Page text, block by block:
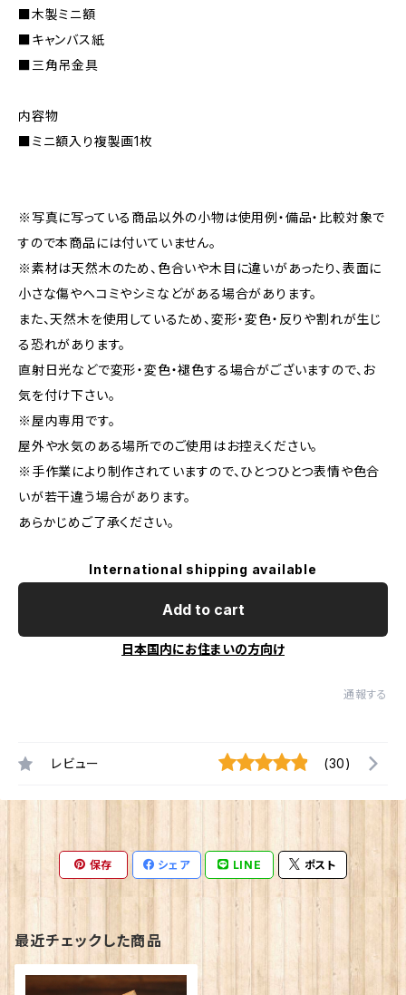
■木製ミニ額
■キャンバス紙
■三角吊金具
内容物
■ミニ額入り複製画1枚
※写真に写っている商品以外の小物は使用例・備品・比較対象で
すので本商品には付いていません。
※素材は天然木のため、色合いや木目に違いがあったり、表面に
小さな傷やヘコミやシミなどがある場合があります。
また、天然木を使用しているため、変形・変色・反りや割れが生じ
る恐れがあります。
直射日光などで変形・変色・褪色する場合がございますので、お
気を付け下さい。
※屋内専用です。
屋外や水気のある場所でのご使用はお控えください。
※手作業により制作されていますので、ひとつひとつ表情や色合
いが若干違う場合があります。
あらかじめご了承ください。
International shipping available
Add to cart
日本国内にお住まいの方向け
通報する
レビュー (30)
保存 シェア LINE ポスト
最近チェックした商品